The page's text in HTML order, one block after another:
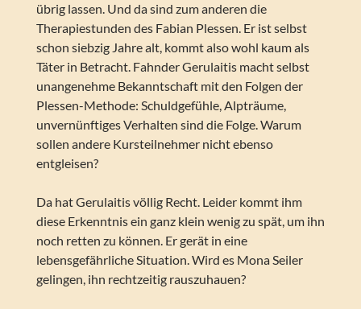
übrig lassen. Und da sind zum anderen die
Therapiestunden des Fabian Plessen. Er ist selbst
schon siebzig Jahre alt, kommt also wohl kaum als
Täter in Betracht. Fahnder Gerulaitis macht selbst
unangenehme Bekanntschaft mit den Folgen der
Plessen-Methode: Schuldgefühle, Alpträume,
unvernünftiges Verhalten sind die Folge. Warum
sollen andere Kursteilnehmer nicht ebenso
entgleisen?
Da hat Gerulaitis völlig Recht. Leider kommt ihm
diese Erkenntnis ein ganz klein wenig zu spät, um ihn
noch retten zu können. Er gerät in eine
lebensgefährliche Situation. Wird es Mona Seiler
gelingen, ihn rechtzeitig rauszuhauen?